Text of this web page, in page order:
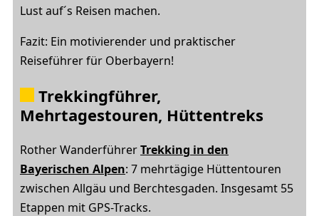
Lust auf´s Reisen machen.
Fazit: Ein motivierender und praktischer
Reiseführer für Oberbayern!
Trekkingführer,
Mehrtagestouren, Hüttentreks
Rother WanderführerTrekking in den
Bayerischen Alpen: 7 mehrtägige Hüttentouren
zwischen Allgäu und Berchtesgaden. Insgesamt 55
Etappen mit GPS-Tracks.